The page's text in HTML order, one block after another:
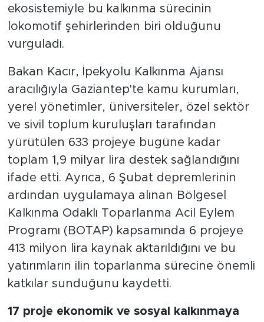
ekosistemiyle bu kalkınma sürecinin
lokomotif şehirlerinden biri olduğunu
vurguladı.
Bakan Kacır, İpekyolu Kalkınma Ajansı
aracılığıyla Gaziantep'te kamu kurumları,
yerel yönetimler, üniversiteler, özel sektör
ve sivil toplum kuruluşları tarafından
yürütülen 633 projeye bugüne kadar
toplam 1,9 milyar lira destek sağlandığını
ifade etti. Ayrıca, 6 Şubat depremlerinin
ardından uygulamaya alınan Bölgesel
Kalkınma Odaklı Toparlanma Acil Eylem
Programı (BOTAP) kapsamında 6 projeye
413 milyon lira kaynak aktarıldığını ve bu
yatırımların ilin toparlanma sürecine önemli
katkılar sunduğunu kaydetti.
17 proje ekonomik ve sosyal kalkınmaya